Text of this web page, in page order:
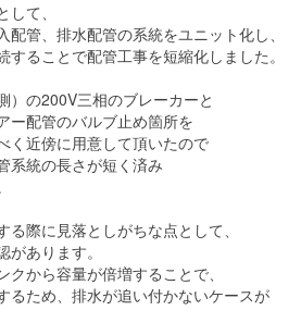
て、
配管、排水配管の系統をユニット化し、
ることで配管工事を短縮化しました。
）の200V三相のブレーカーと
ー配管のバルブ止め箇所を
く近傍に用意して頂いたので
系統の長さが短く済み
際に見落としがちな点として、
あります。
から容量が倍増することで、
るため、排水が追い付かないケースが